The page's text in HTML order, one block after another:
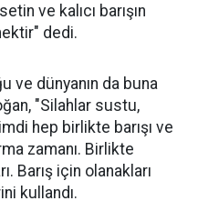
ve kalıcı barışın
dedi.
ve dünyanın da buna
"Silahlar sustu,
hep birlikte barışı ve
zamanı. Birlikte
Barış için olanakları
kullandı.